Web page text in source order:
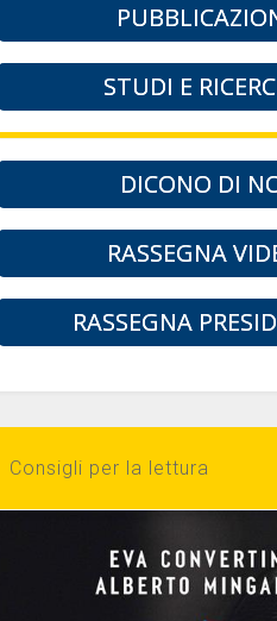
STUDI E
DICONO DI
RASSEGNA
RASSEGNA
Consigli per la lettura